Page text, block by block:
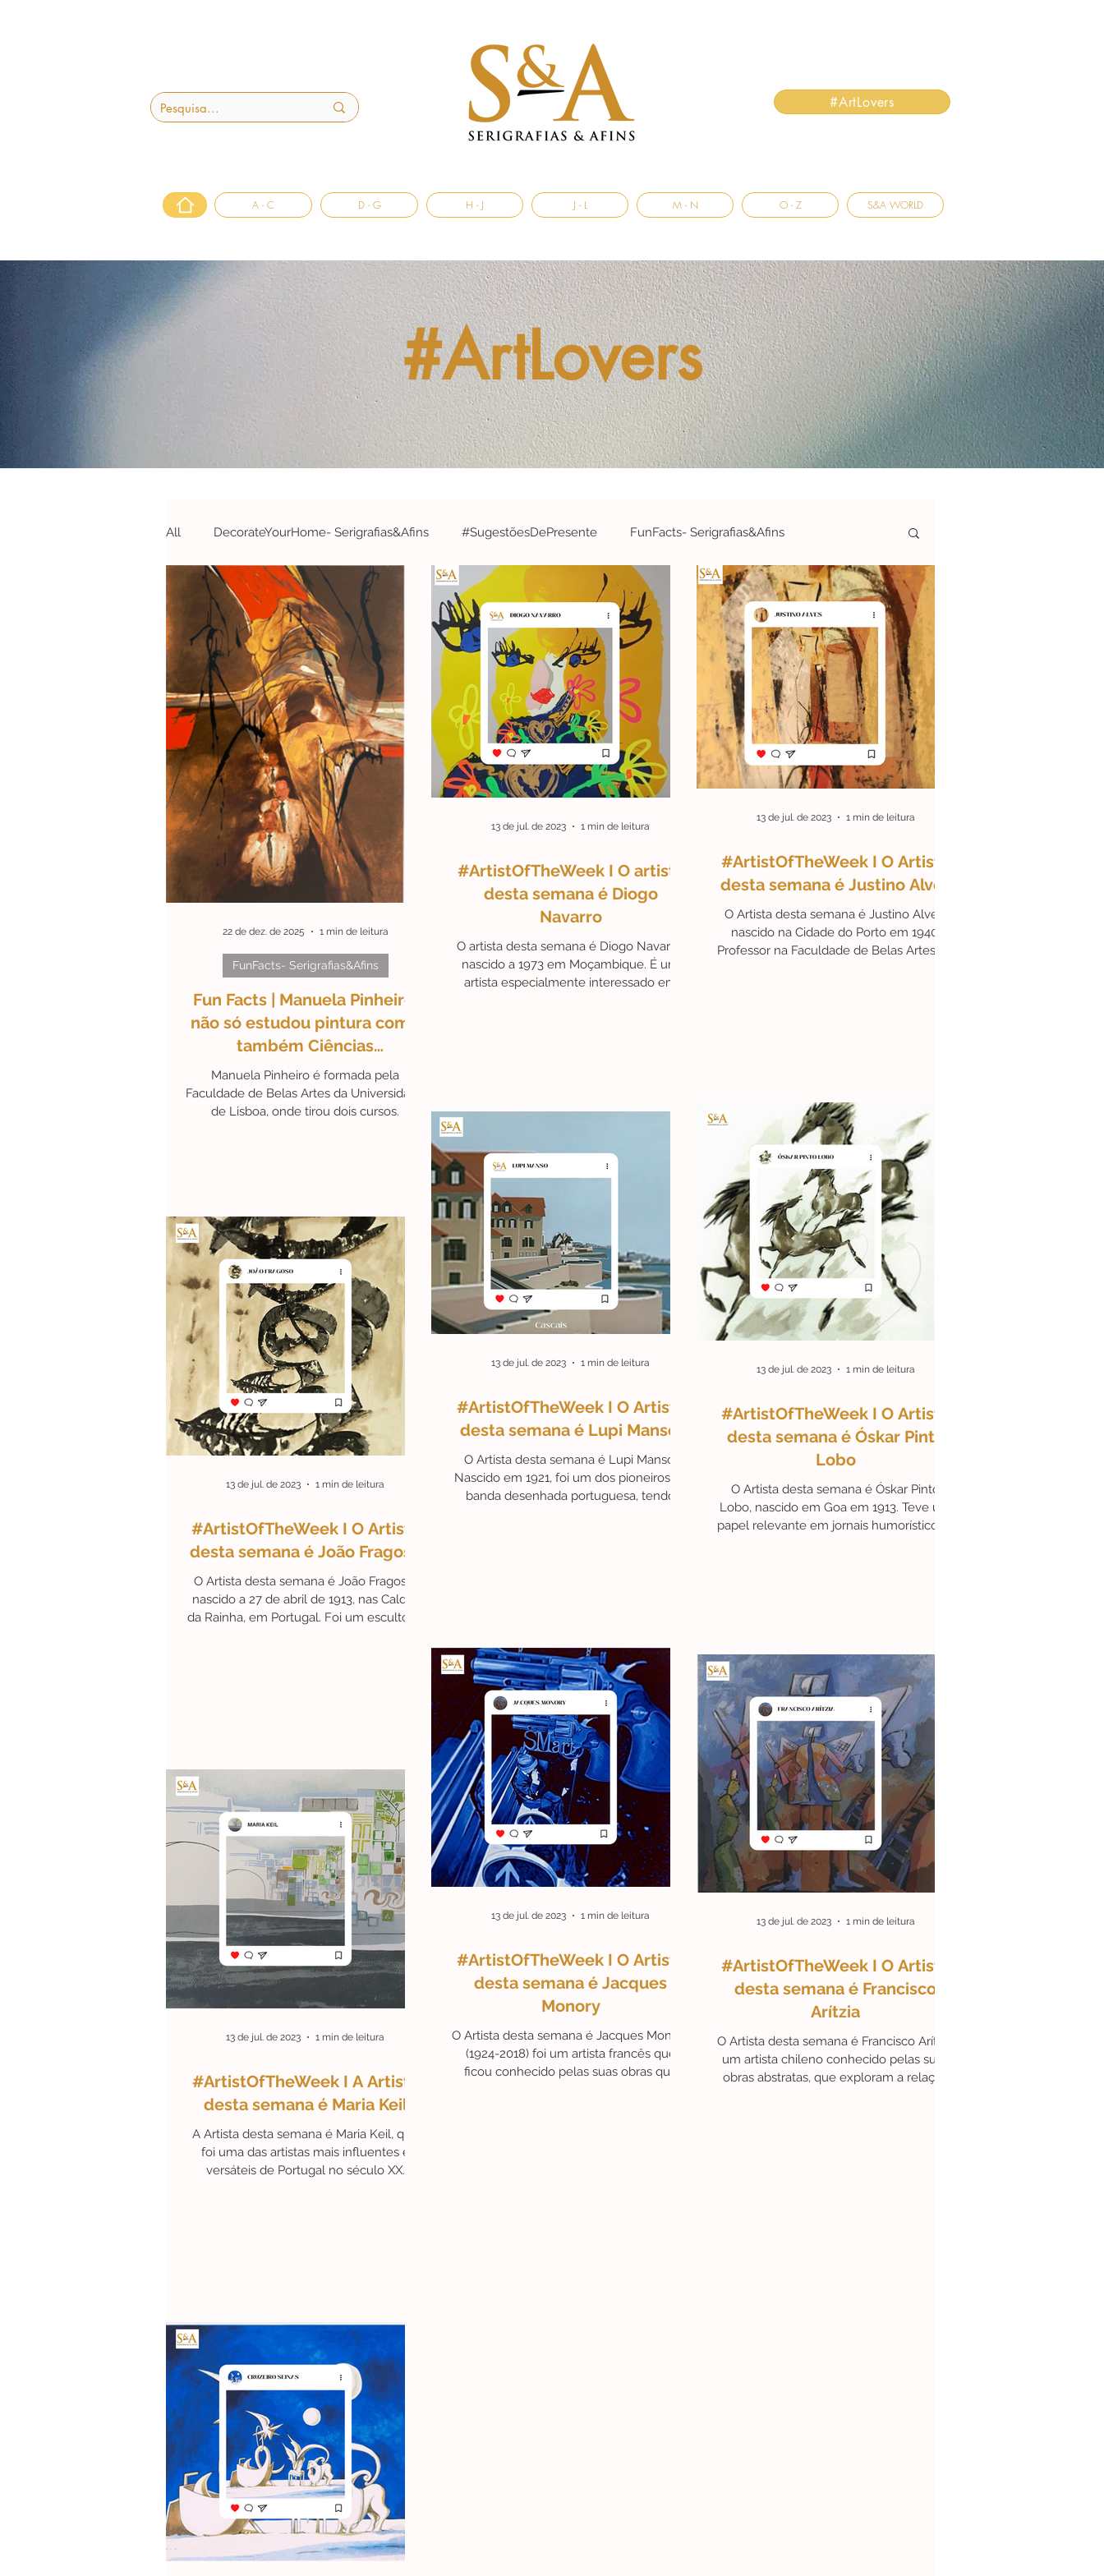
#ArtLovers
A - C D - G H - J J - L M - N O - Z S&A WORLD
#ArtLovers
All DecorateYourHome- Serigrafias&Afins #SugestõesDePresente FunFacts- Serigrafias&Afins
Campanhas&Passatempos- S&A #ArtistaDaSemana- Serigrafias&Afins #EdiçõesArtísticas-S&A
#DecorateYourOffice - S&A #Robótica&InteligênciaArtificial #EspecialCidades- Serigrafias&Afins
#Novidades #Parcerias #Concurso #parabéns #CelebrateWithS&A #ArteAté150€
#ArteEmDestaque Efemérides #Campanhas #ArteAstrológica
#Personalidades #BlackFriday
Fun Facts | Manuela Pinheiro,
não só estudou pintura como
também Ciências
Pedagógicas
Manuela Pinheiro é formada pela
Faculdade de Belas Artes da Universidade
de Lisboa, onde tirou dois cursos.
FunFacts- Serigrafias&Afins
22 de dez. de 2025 1 min de leitura
#ArtistOfTheWeek I O artista
desta semana é Diogo
Navarro
O artista desta semana é Diogo Navarro,
nascido a 1973 em Moçambique. É um
artista especialmente interessado em
13 de jul. de 2023 1 min de leitura
#ArtistOfTheWeek I O Artista
desta semana é Justino Alves
O Artista desta semana é Justino Alves,
nascido na Cidade do Porto em 1940.
Professor na Faculdade de Belas Artes de
13 de jul. de 2023 1 min de leitura
#ArtistOfTheWeek I O Artista
desta semana é João Fragoso
O Artista desta semana é João Fragoso,
nascido a 27 de abril de 1913, nas Caldas
da Rainha, em Portugal. Foi um escultor e
13 de jul. de 2023 1 min de leitura
#ArtistOfTheWeek I O Artista
desta semana é Lupi Manso.
O Artista desta semana é Lupi Manso.
Nascido em 1921, foi um dos pioneiros da
banda desenhada portuguesa, tendo
13 de jul. de 2023 1 min de leitura
#ArtistOfTheWeek I O Artista
desta semana é Óskar Pinto
Lobo
O Artista desta semana é Óskar Pinto
Lobo, nascido em Goa em 1913. Teve um
papel relevante em jornais humorísticos e
13 de jul. de 2023 1 min de leitura
#ArtistOfTheWeek I A Artista
desta semana é Maria Keil
A Artista desta semana é Maria Keil, que
foi uma das artistas mais influentes e
versáteis de Portugal no século XX.
13 de jul. de 2023 1 min de leitura
#ArtistOfTheWeek I O Artista
desta semana é Jacques
Monory
O Artista desta semana é Jacques Monory
(1924-2018) foi um artista francês que
ficou conhecido pelas suas obras que
13 de jul. de 2023 1 min de leitura
#ArtistOfTheWeek I O Artista
desta semana é Francisco
Arítzia
O Artista desta semana é Francisco Arítzia,
um artista chileno conhecido pelas suas
obras abstratas, que exploram a relação
13 de jul. de 2023 1 min de leitura